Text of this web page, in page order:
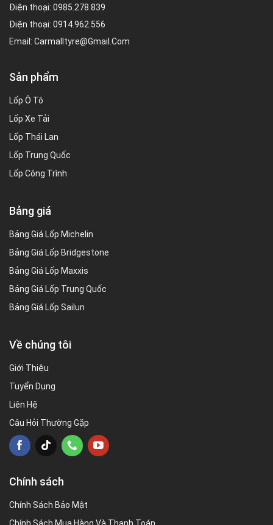
Điện thoại: 0985.278.839
Điện thoại: 0914.962.556
Email: Carmalltyre@gmail.com
Sản phẩm
Lốp Ô Tô
Lốp Xe Tải
Lốp Thái Lan
Lốp Trung Quốc
Lốp Công Trình
Bảng giá
Bảng Giá Lốp Michelin
Bảng Giá Lốp Bridgestone
Bảng Giá Lốp Maxxis
Bảng Giá Lốp Trung Quốc
Bảng Giá Lốp Sailun
Về chúng tôi
Giới Thiệu
Tuyển Dụng
Liên Hệ
Câu Hỏi Thường Gặp
Chính sách
Chính Sách Bảo Mật